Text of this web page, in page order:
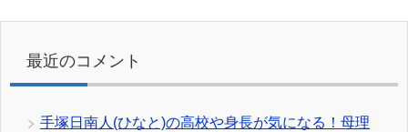
最近のコメント
手塚日南人(ひなと)の高校や身長が気になる！母理